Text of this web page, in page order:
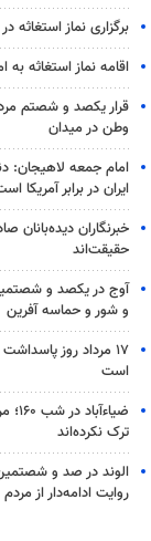
برگزاری نماز استغاثه
اقامه نماز استغاثه
قرار یکصد و شصتم
وطن در میدان
امام جمعه لاهیجان:
ایران در برابر آمریکا
خبرنگاران دیده‌بانان
حقیقت‌اند
آوج در یکصد و
و شور و حماسه آفرین
۱۷ مرداد روز
است
ترک نکرده‌اند
الوند در صد و
روایت ادامه‌دار از مردم